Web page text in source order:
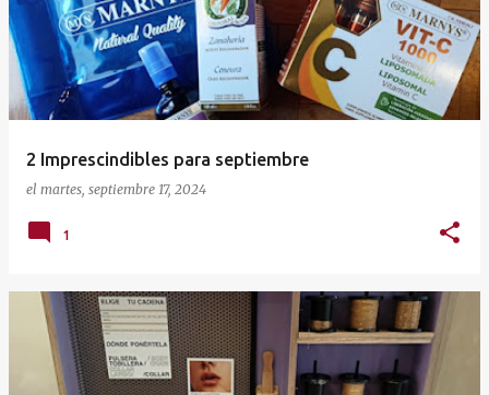
2 Imprescindibles para septiembre
el martes, septiembre 17, 2024
1